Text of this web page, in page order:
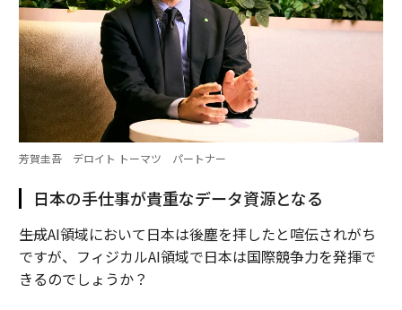
芳賀圭吾 デロイト トーマツ パートナー
日本の手仕事が貴重なデータ資源となる
――生成AI領域において日本は後塵を拝したと喧伝されがち
ですが、フィジカルAI領域で日本は国際競争力を発揮で
きるのでしょうか？